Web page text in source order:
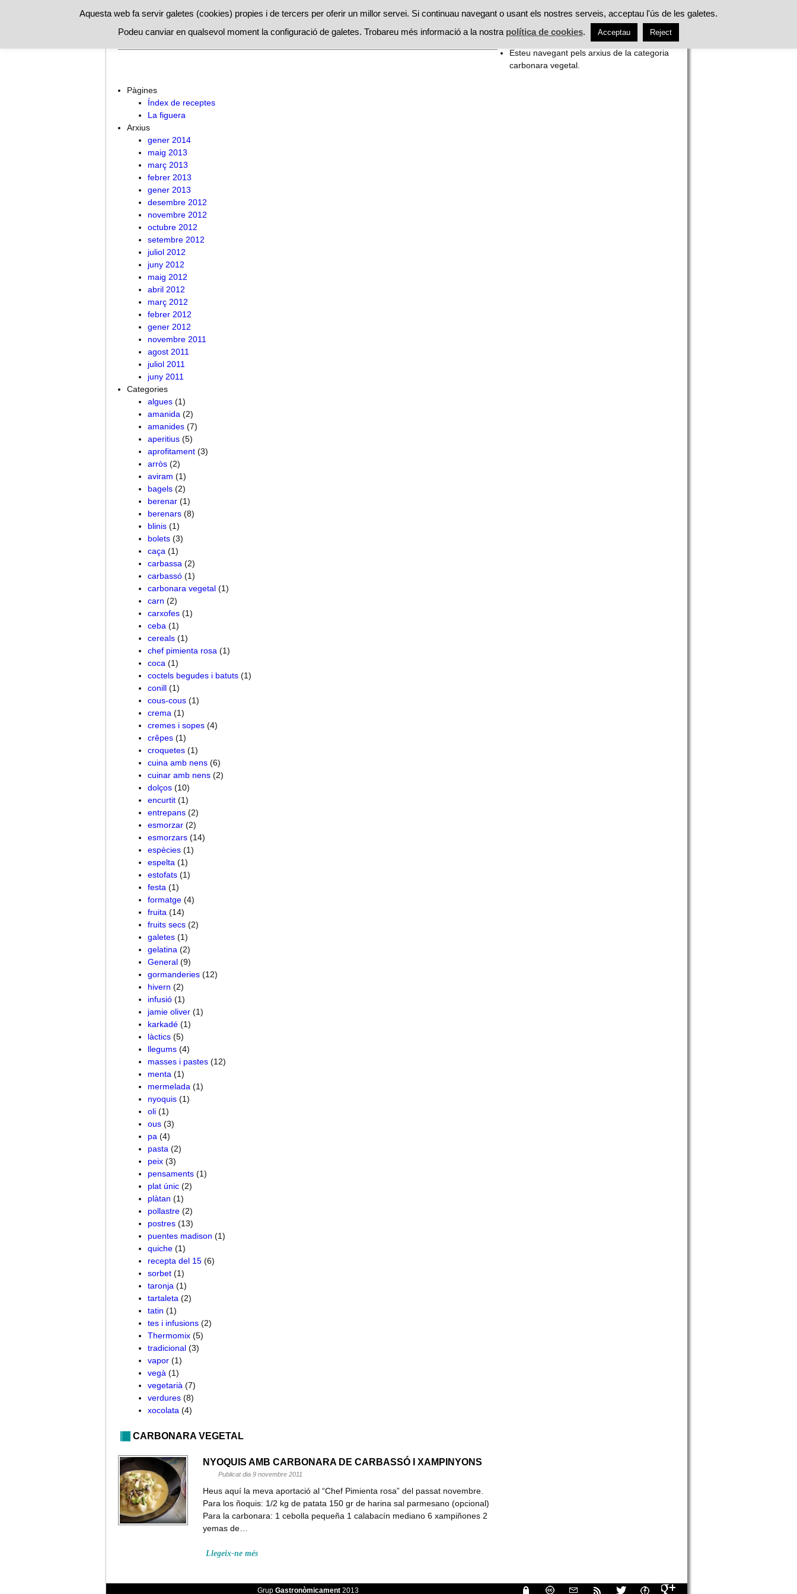
ACTUALITAT
ALIMENTACIÓ
MOSSEGADES
PROMOCIONS
RESTAURANTS
Search
for:
Esteu navegant pels arxius de la categoria
carbonara vegetal.
Pàgines
Índex de receptes
La figuera
Arxius
gener 2014
maig 2013
març 2013
febrer 2013
gener 2013
desembre 2012
novembre 2012
octubre 2012
setembre 2012
juliol 2012
juny 2012
maig 2012
abril 2012
març 2012
febrer 2012
gener 2012
novembre 2011
agost 2011
juliol 2011
juny 2011
Categories
algues (1)
amanida (2)
amanides (7)
aperitius (5)
aprofitament (3)
arròs (2)
aviram (1)
bagels (2)
berenar (1)
berenars (8)
blinis (1)
bolets (3)
caça (1)
carbassa (2)
carbassó (1)
carbonara vegetal (1)
carn (2)
carxofes (1)
ceba (1)
cereals (1)
chef pimienta rosa (1)
coca (1)
coctels begudes i batuts (1)
conill (1)
cous-cous (1)
crema (1)
cremes i sopes (4)
crêpes (1)
croquetes (1)
cuina amb nens (6)
cuinar amb nens (2)
dolços (10)
encurtit (1)
entrepans (2)
esmorzar (2)
esmorzars (14)
espècies (1)
espelta (1)
estofats (1)
festa (1)
formatge (4)
fruita (14)
fruits secs (2)
galetes (1)
gelatina (2)
General (9)
gormanderies (12)
hivern (2)
infusió (1)
jamie oliver (1)
karkadé (1)
làctics (5)
llegums (4)
masses i pastes (12)
menta (1)
mermelada (1)
nyoquis (1)
oli (1)
ous (3)
pa (4)
pasta (2)
peix (3)
pensaments (1)
plat únic (2)
plàtan (1)
pollastre (2)
postres (13)
puentes madison (1)
quiche (1)
recepta del 15 (6)
sorbet (1)
taronja (1)
tartaleta (2)
tatin (1)
tes i infusions (2)
Thermomix (5)
tradicional (3)
vapor (1)
vegà (1)
vegetarià (7)
verdures (8)
xocolata (4)
CARBONARA VEGETAL
NYOQUIS AMB CARBONARA DE CARBASSÓ I XAMPINYONS
Publicat dia 9 novembre 2011
Heus aquí la meva aportació al “Chef Pimienta rosa” del passat novembre.
Para los ñoquis: 1/2 kg de patata 150 gr de harina sal parmesano (opcional)
Para la carbonara: 1 cebolla pequeña 1 calabacín mediano 6 xampiñones 2
yemas de…
Llegeix-ne més
Grup Gastronòmicament2013
Aquesta web fa servir galetes (cookies) propies i de tercers per oferir un millor servei. Si continuau navegant o usant els nostres serveis, acceptau l'ús de les galetes.
Podeu canviar en qualsevol moment la configuració de galetes. Trobareu més informació a la nostra política de cookies. Acceptau Reject